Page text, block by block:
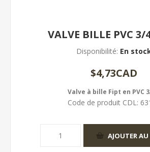
VALVE BILLE PVC 3/
Disponibilité: En
$4,73CAD
Valve à bille Fipt en PVC
Code de produit CDL: